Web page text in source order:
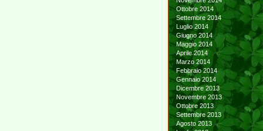
Ottobre 2014
Settembre 2014
Luglio 2014
Giugno 2014
Maggio 2014
Aprile 2014
Marzo 2014
Febbraio 2014
Gennaio 2014
Dicembre 2013
Novembre 2013
Ottobre 2013
Settembre 2013
Agosto 2013